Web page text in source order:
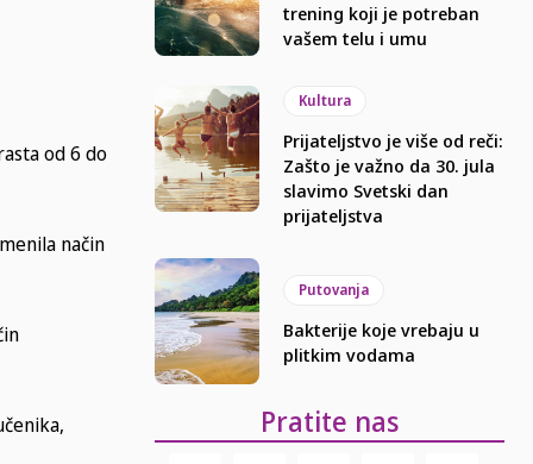
od 6 do
način
trening koji je potreban
vašem telu i umu
Kultura
Prijateljstvo je više od reči:
Zašto je važno da 30. jula
slavimo Svetski dan
prijateljstva
Putovanja
Bakterije koje vrebaju u
plitkim vodama
Pratite nas